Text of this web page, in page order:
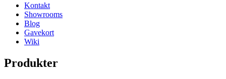
Kontakt
Showrooms
Blog
Gavekort
Wiki
Produkter